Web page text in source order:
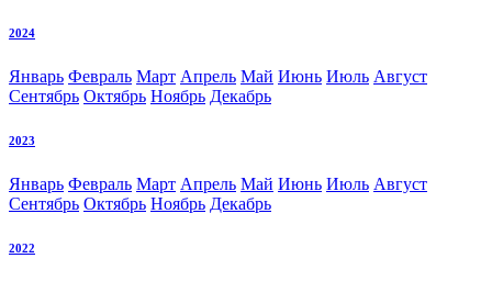
2024
Январь Февраль Март Апрель Май Июнь Июль Август
Сентябрь Октябрь Ноябрь Декабрь
2023
Январь Февраль Март Апрель Май Июнь Июль Август
Сентябрь Октябрь Ноябрь Декабрь
2022